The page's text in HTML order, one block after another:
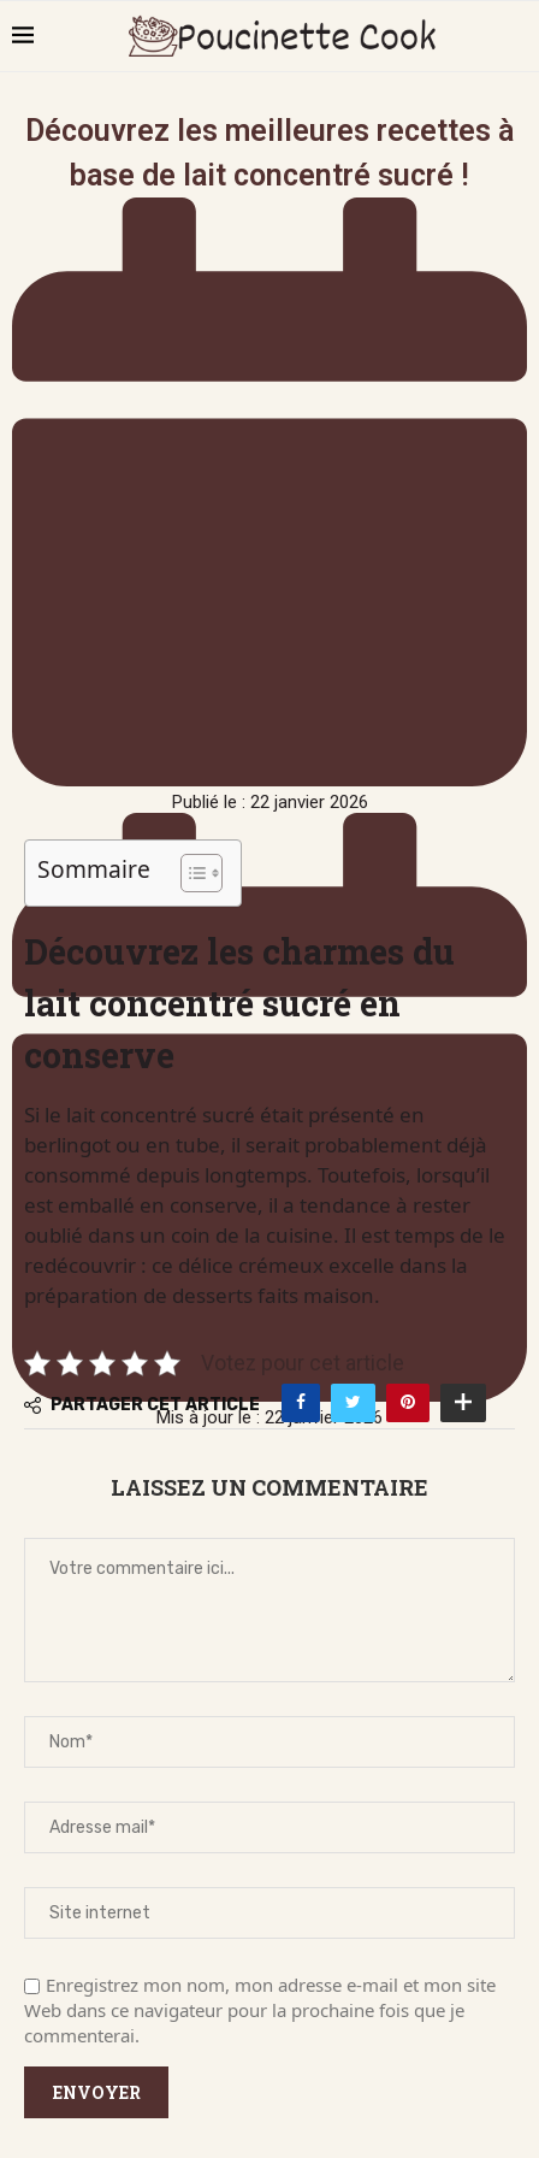
Découvrez les meilleures recettes à
base de lait concentré sucré !
Publié le : 22 janvier 2026
Mis à jour le : 22 janvier 2026
Sommaire
Découvrez les charmes du
lait concentré sucré en
conserve
Si le lait concentré sucré était présenté en
berlingot ou en tube, il serait probablement déjà
consommé depuis longtemps. Toutefois, lorsqu’il
est emballé en conserve, il a tendance à rester
oublié dans un coin de la cuisine. Il est temps de le
redécouvrir : ce délice crémeux excelle dans la
préparation de desserts faits maison.
Votez pour cet article
PARTAGER CET ARTICLE
LAISSEZ UN COMMENTAIRE
Enregistrez mon nom, mon adresse e-mail et mon site
Web dans ce navigateur pour la prochaine fois que je
commenterai.